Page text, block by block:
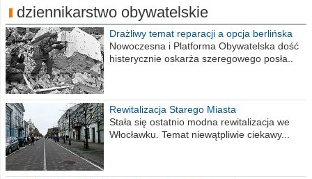
dziennikarstwo obywatelskie
Drażliwy temat reparacji a opcja berlińska
Nowoczesna i Platforma Obywatelska dość
histerycznie oskarża szeregowego posła..
Rewitalizacja Starego Miasta
Stała się ostatnio modna rewitalizacja we
Włocławku. Temat niewątpliwie ciekawy...